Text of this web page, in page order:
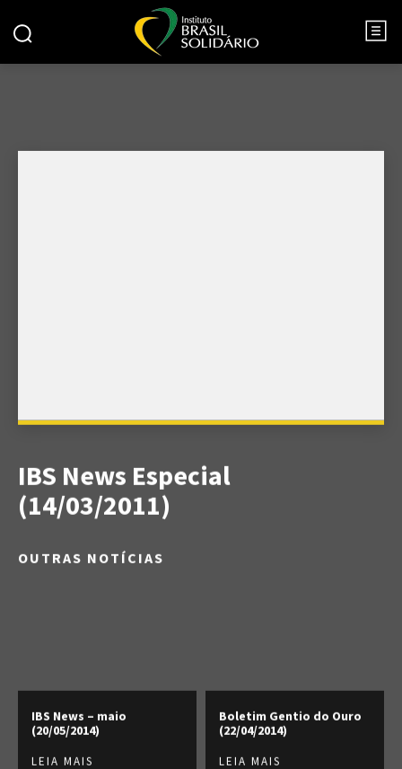
IBS News Especial
(14/03/2011)
OUTRAS NOTÍCIAS
IBS News – maio
(20/05/2014)
LEIA MAIS
Boletim Gentio do Ouro
(22/04/2014)
LEIA MAIS